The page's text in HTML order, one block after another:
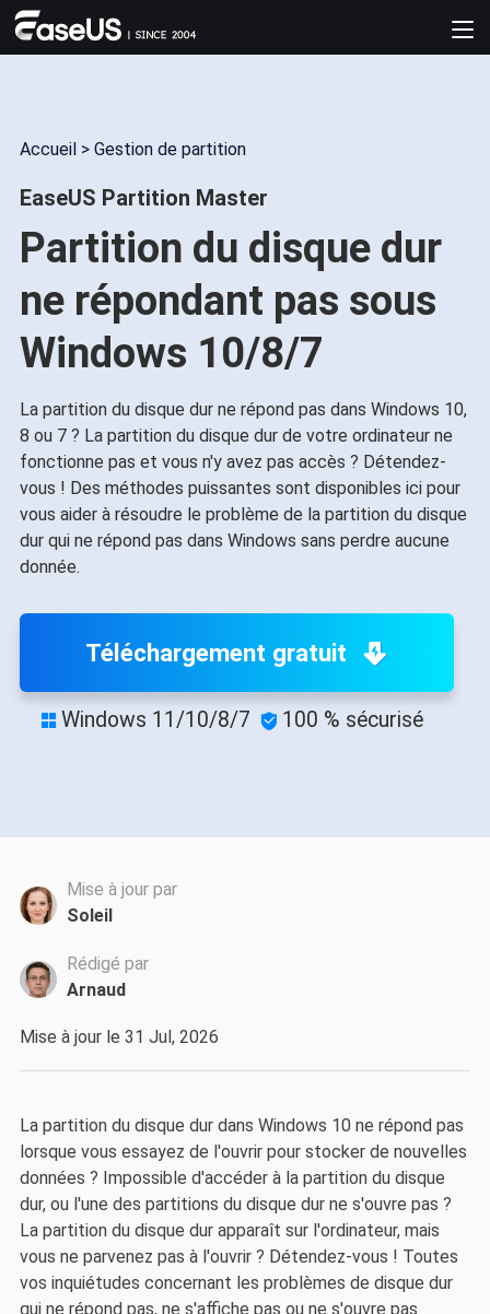
Accueil > Gestion de partition
EaseUS Partition Master
Partition du disque dur
ne répondant pas sous
Windows 10/8/7
La partition du disque dur ne répond pas dans Windows 10,
8 ou 7 ? La partition du disque dur de votre ordinateur ne
fonctionne pas et vous n'y avez pas accès ? Détendez-
vous ! Des méthodes puissantes sont disponibles ici pour
vous aider à résoudre le problème de la partition du disque
dur qui ne répond pas dans Windows sans perdre aucune
donnée.
Téléchargement gratuit
 Windows 11/10/8/7  100 % sécurisé
Mise à jour par
Soleil
Rédigé par
Arnaud
Mise à jour le 31 Jul, 2026
La partition du disque dur dans Windows 10 ne répond pas
lorsque vous essayez de l'ouvrir pour stocker de nouvelles
données ? Impossible d'accéder à la partition du disque
dur, ou l'une des partitions du disque dur ne s'ouvre pas ?
La partition du disque dur apparaît sur l'ordinateur, mais
vous ne parvenez pas à l'ouvrir ? Détendez-vous ! Toutes
vos inquiétudes concernant les problèmes de disque dur
qui ne répond pas, ne s'affiche pas ou ne s'ouvre pas